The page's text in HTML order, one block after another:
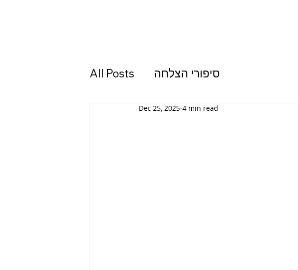
All Posts סיפורי הצלחה
Dec 25, 2025 4 min read